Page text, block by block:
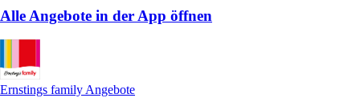
Alle Angebote in der App öffnen
Ernstings family Angebote